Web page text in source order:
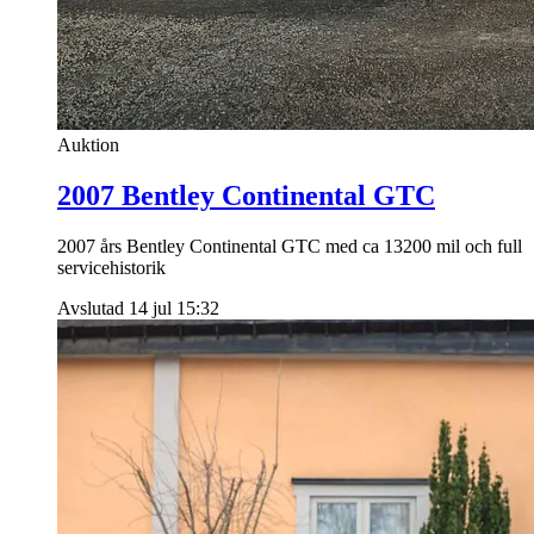
Auktion
2007 Bentley Continental GTC
2007 års Bentley Continental GTC med ca 13200 mil och full
servicehistorik
Avslutad 14 jul 15:32